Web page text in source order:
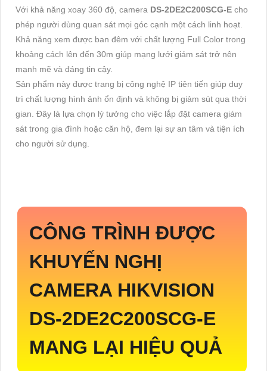
Với khả năng xoay 360 độ, camera DS-2DE2C200SCG-E cho
phép người dùng quan sát mọi góc cạnh một cách linh hoạt.
Khả năng xem được ban đêm với chất lượng Full Color trong
khoảng cách lên đến 30m giúp mạng lưới giám sát trở nên
mạnh mẽ và đáng tin cậy.
Sản phẩm này được trang bị công nghệ IP tiên tiến giúp duy
trì chất lượng hình ảnh ổn định và không bị giảm sút qua thời
gian. Đây là lựa chọn lý tưởng cho việc lắp đặt camera giám
sát trong gia đình hoặc căn hộ, đem lại sự an tâm và tiện ích
cho người sử dụng.
CÔNG TRÌNH ĐƯỢC
KHUYẾN NGHỊ
CAMERA HIKVISION
DS-2DE2C200SCG-E
MANG LẠI HIỆU QUẢ